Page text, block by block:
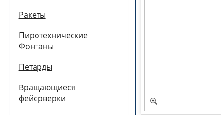
Ракеты
Пиротехнические
Фонтаны
Петарды
Вращающиеся
фейерверки